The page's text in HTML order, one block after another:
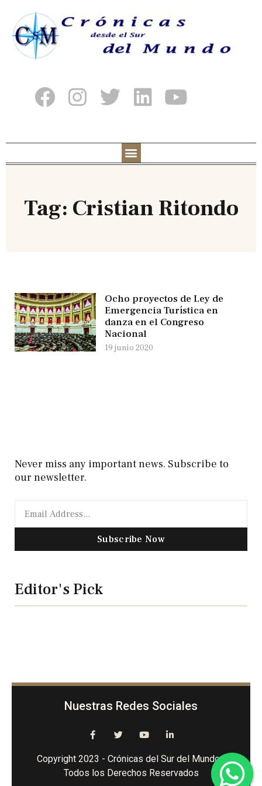
Tag: Cristian Ritondo
Ocho proyectos de Ley de
Emergencia Turística en
danza en el Congreso
Nacional
19 junio 2020
Never miss any important news. Subscribe to
our newsletter.
Subscribe Now
Editor's Pick
Nuestras Redes Sociales
Copyright 2023 - Crónicas del Sur del Mundo -
Todos los Derechos Reservados